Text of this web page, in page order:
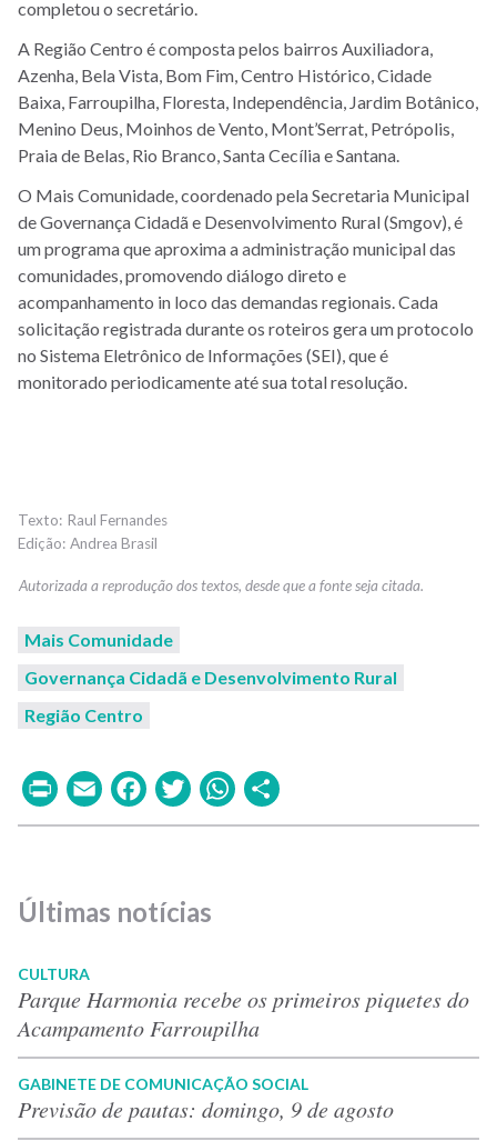
completou o secretário.
A Região Centro é composta pelos bairros Auxiliadora,
Azenha, Bela Vista, Bom Fim, Centro Histórico, Cidade
Baixa, Farroupilha, Floresta, Independência, Jardim Botânico,
Menino Deus, Moinhos de Vento, Mont’Serrat, Petrópolis,
Praia de Belas, Rio Branco, Santa Cecília e Santana.
O Mais Comunidade, coordenado pela Secretaria Municipal
de Governança Cidadã e Desenvolvimento Rural (Smgov), é
um programa que aproxima a administração municipal das
comunidades, promovendo diálogo direto e
acompanhamento in loco das demandas regionais. Cada
solicitação registrada durante os roteiros gera um protocolo
no Sistema Eletrônico de Informações (SEI), que é
monitorado periodicamente até sua total resolução.
Raul Fernandes
Andrea Brasil
Mais Comunidade
Governança Cidadã e Desenvolvimento Rural
Região Centro
PrintEmailFacebook
TwitterWhatsApp
Últimas notícias
CULTURA
Parque Harmonia recebe os primeiros piquetes do
Acampamento Farroupilha
GABINETE DE COMUNICAÇÃO SOCIAL
Previsão de pautas: domingo, 9 de agosto